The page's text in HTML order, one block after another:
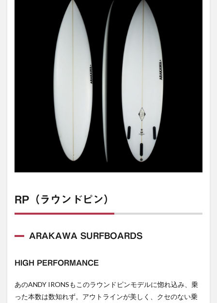
RP（ラウンドピン）
ARAKAWA SURFBOARDS
HIGH PERFORMANCE
あのANDY IRONSもこのラウンドピンモデルに惚れ込み、乗
った本数は数知れず。アウトラインが美しく、クセのない乗